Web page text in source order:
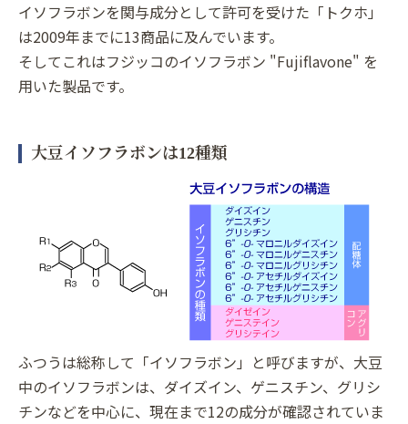
イソフラボンを関与成分として許可を受けた「トクホ」
は2009年までに13商品に及んでいます。
そしてこれはフジッコのイソフラボン "Fujiflavone" を
用いた製品です。
大豆イソフラボンは12種類
ふつうは総称して「イソフラボン」と呼びますが、大豆
中のイソフラボンは、ダイズイン、ゲニスチン、グリシ
チンなどを中心に、現在まで12の成分が確認されていま